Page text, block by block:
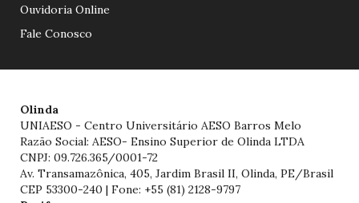
Ouvidoria Online
Fale Conosco
Olinda
UNIAESO - Centro Universitário AESO Barros Melo
Razão Social: AESO- Ensino Superior de Olinda LTDA
CNPJ: 09.726.365/0001-72
Av. Transamazônica, 405, Jardim Brasil II, Olinda, PE/Brasil
CEP 53300-240 | Fone: +55 (81) 2128-9797